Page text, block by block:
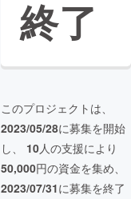
終了
このプロジェクトは、
2023/05/28に募集を開始
し、 10人の支援により
50,000円の資金を集め、
2023/07/31に募集を終了